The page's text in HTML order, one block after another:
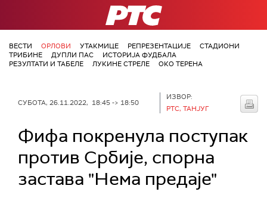
РТС
ВЕСТИ ОРЛОВИ УТАКМИЦЕ РЕПРЕЗЕНТАЦИЈЕ
СТАДИОНИ
ТРИБИНЕ
ДУПЛИ ПАС
ИСТОРИЈА ФУДБАЛА
РЕЗУЛТАТИ И ТАБЕЛЕ
ЛУКИНЕ СТРЕЛЕ ОКО ТЕРЕНА
СУБОТА, 26.11.2022, 18:45 -> 18:50
ИЗВОР:
РТС, ТАНЈУГ
Фифа покренула поступак
против Србије, спорна
застава "Нема предаје"